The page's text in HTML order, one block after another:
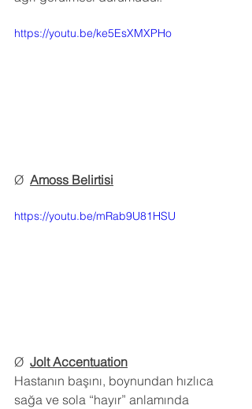
https://youtu.be/ke5EsXMXPHo
Ø Amoss Belirtisi
https://youtu.be/mRab9U81HSU
Ø Jolt Accentuation
Hastanın başını, boynundan hızlıca
sağa ve sola “hayır” anlamında